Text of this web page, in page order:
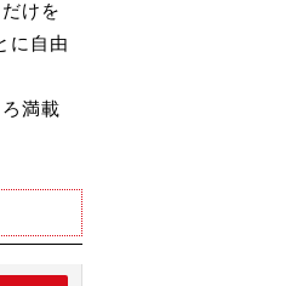
けを
に自由
満載